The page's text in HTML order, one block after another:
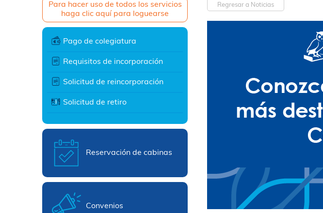
Para hacer uso de todos los servicios
haga clic aquí para loguearse
Pago de colegiatura
Requisitos de incorporación
Solicitud de reincorporación
Solicitud de retiro
Reservación de cabinas
Convenios
Regresar a Noticias